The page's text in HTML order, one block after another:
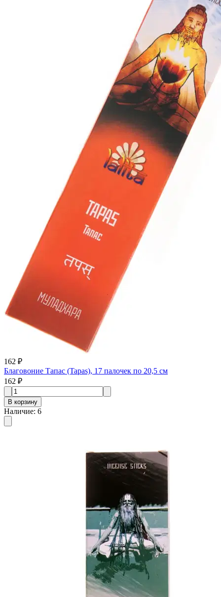
162 ₽
Благовоние Тапас (Tapas), 17 палочек по 20,5 см
162 ₽
В корзину
Наличие: 6